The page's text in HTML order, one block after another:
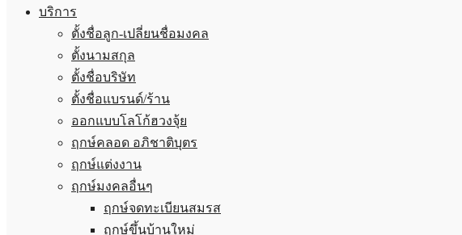
บริการ
ตั้งชื่อลูก-เปลี่ยนชื่อมงคล
ตั้งนามสกุล
ตั้งชื่อบริษัท
ตั้งชื่อแบรนด์/ร้าน
ออกแบบโลโก้ฮวงจุ้ย
ฤกษ์คลอด อภิชาติบุตร
ฤกษ์แต่งงาน
ฤกษ์มงคลอื่นๆ
ฤกษ์จดทะเบียนสมรส
ฤกษ์ขึ้นบ้านใหม่